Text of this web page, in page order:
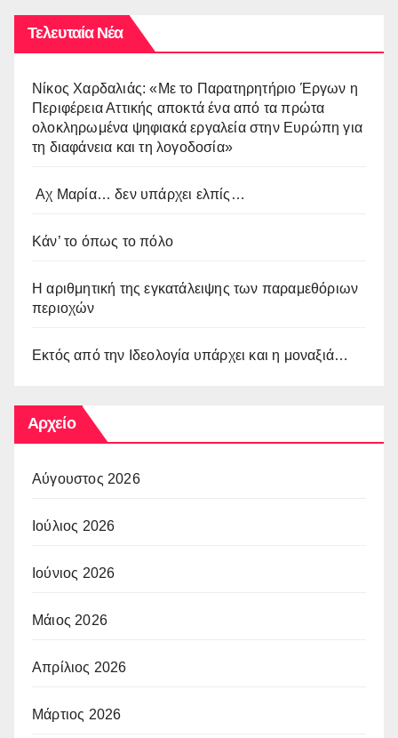
Τελευταία Νέα
Νίκος Χαρδαλιάς: «Με το Παρατηρητήριο Έργων η
Περιφέρεια Αττικής αποκτά ένα από τα πρώτα
ολοκληρωμένα ψηφιακά εργαλεία στην Ευρώπη για
τη διαφάνεια και τη λογοδοσία»
Αχ Μαρία… δεν υπάρχει ελπίς…
Κάν’ το όπως το πόλο
Η αριθμητική της εγκατάλειψης των παραμεθόριων
περιοχών
Εκτός από την Ιδεολογία υπάρχει και η μοναξιά…
Αρχείο
Αύγουστος 2026
Ιούλιος 2026
Ιούνιος 2026
Μάιος 2026
Απρίλιος 2026
Μάρτιος 2026